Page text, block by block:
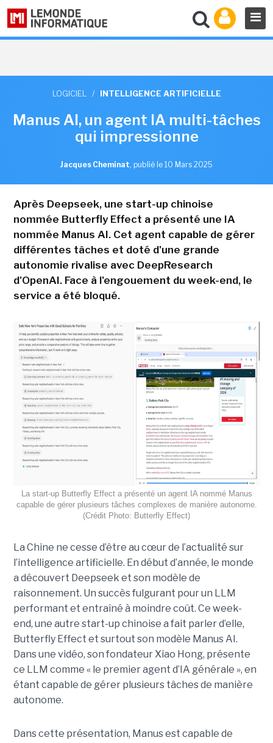
LOGICIEL / INTELLIGENCE ARTIFICIELLE
Manus AI, un agent IA multi-tâches
qui impressionne
Jacques Cheminat, publié le 10 Mars 2025
Après Deepseek, une start-up chinoise
nommée Butterfly Effect a présenté une IA
nommée Manus AI. Cet agent capable de gérer
différentes tâches et doté d'une grande
autonomie rivalise avec DeepResearch
d'OpenAI. Face à l'engouement du week-end, le
service a été bloqué.
La start-up Butterfly Effect a présenté un agent IA nommé Manus
capable de gérer plusieurs tâches complexes de manière autonome.
(Crédit Photo: Butterfly Effect)
La Chine ne cesse d’être au cœur de l’actualité sur
l’intelligence artificielle. En début d’année, le monde
a découvert Deepseek et son modèle de
raisonnement. Un succès fulgurant pour un LLM
performant et entraîné à moindre coût. Ce week-
end, une autre start-up chinoise a fait parler d’elle,
Butterfly Effect et surtout son modèle Manus AI.
Dans une vidéo, son fondateur Xiao Hong, présente
ce LLM comme « le premier agent d’IA générale », en
étant capable de gérer plusieurs tâches de manière
autonome.
Dans cette présentation, Manus est capable de